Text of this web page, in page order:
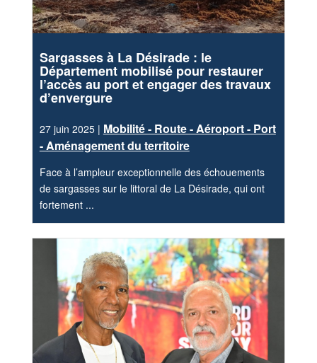
Sargasses à La Désirade : le
Département mobilisé pour restaurer
l’accès au port et engager des travaux
d’envergure
27 juin 2025 | Mobilité - Route - Aéroport - Port
- Aménagement du territoire
Face à l’ampleur exceptionnelle des échouements
de sargasses sur le littoral de La Désirade, qui ont
fortement ...